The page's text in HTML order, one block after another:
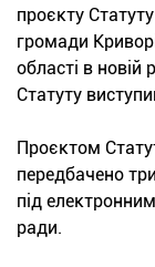
проєкту
громади
області в новій
Статуту
Проєктом
передбачено
під
ради.